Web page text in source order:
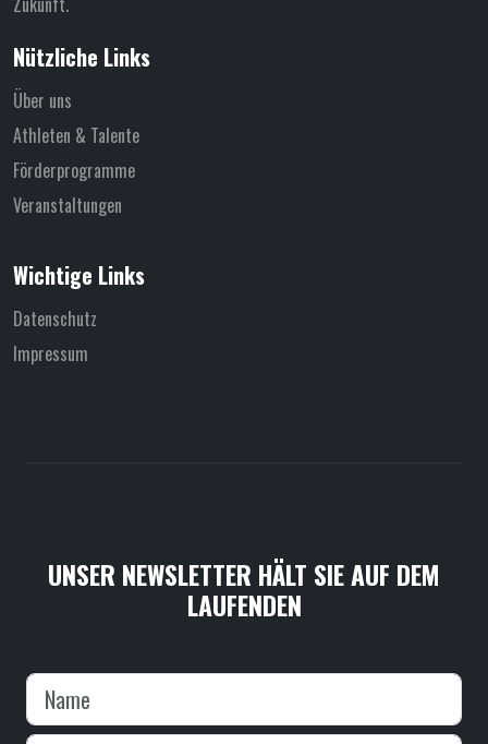
Nützliche Links
Über uns
Athleten & Talente
Förderprogramme
Veranstaltungen
Wichtige Links
Datenschutz
Impressum
UNSER NEWSLETTER HÄLT SIE AUF DEM
LAUFENDEN